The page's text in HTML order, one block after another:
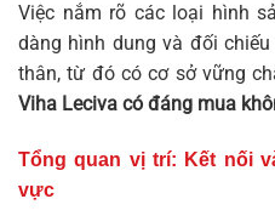
Việc nắm rõ các loại hình
dàng hình dung và đối
thân, từ đó có cơ sở vững
Viha Leciva có đáng mua
Tổng quan vị trí: Kết nối
vực